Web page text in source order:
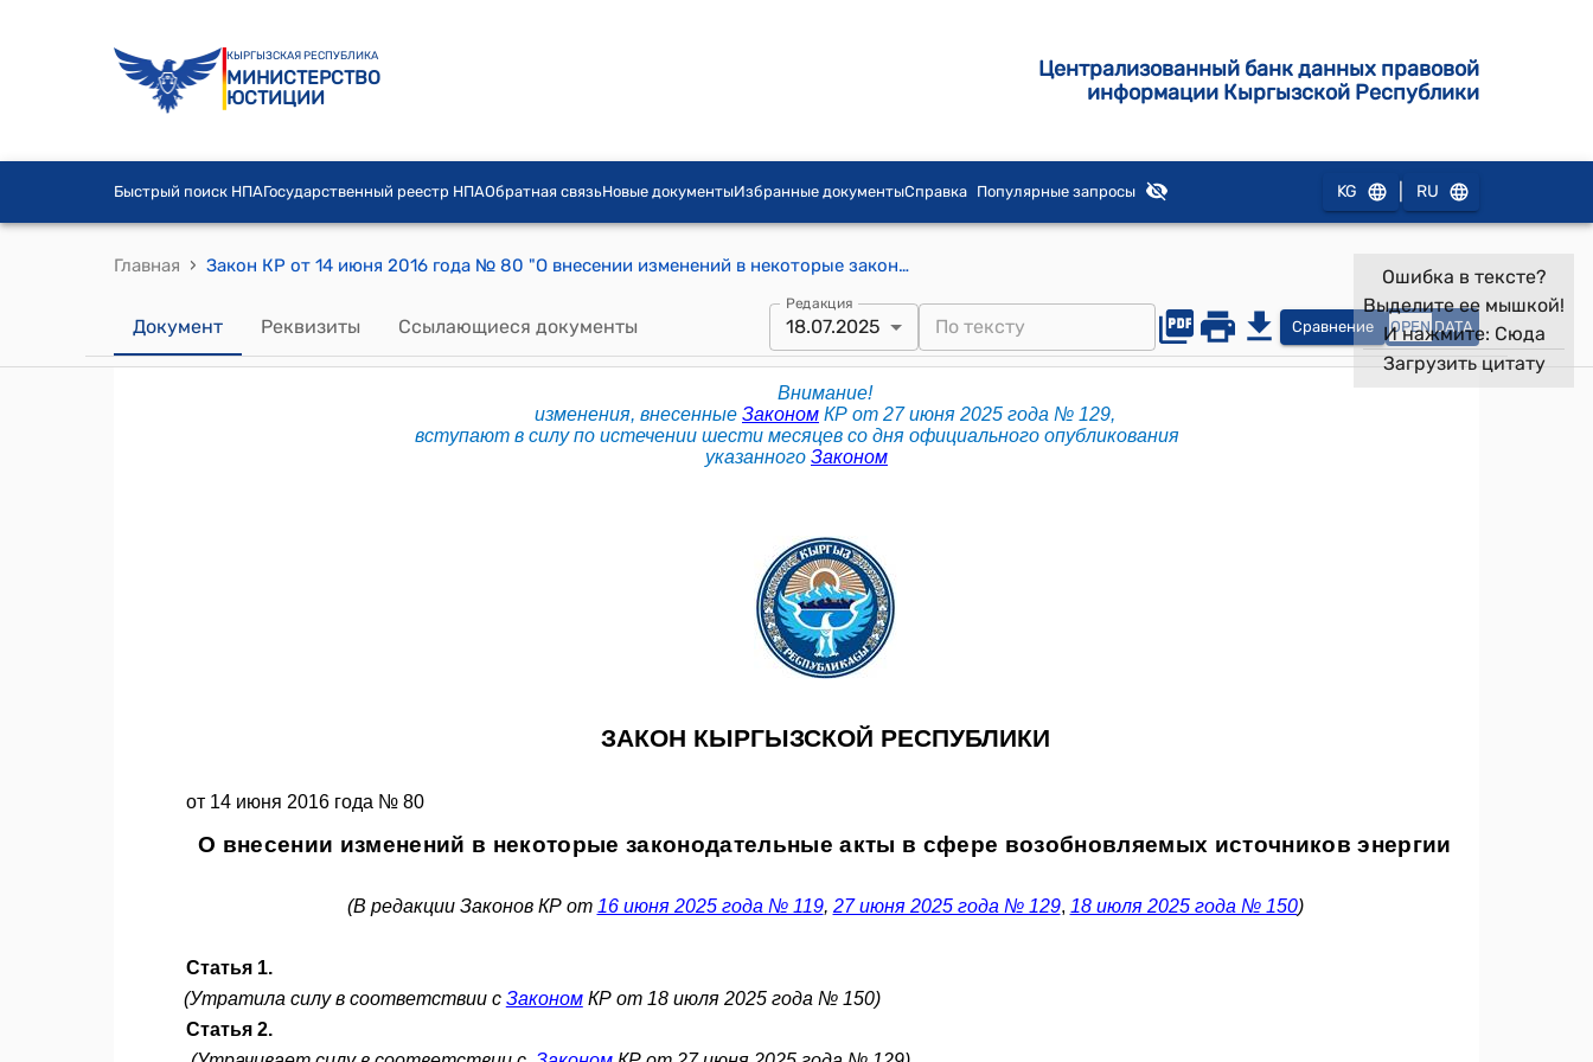
КЫРГЫЗСКАЯ РЕСПУБЛИКА
МИНИСТЕРСТВО
ЮСТИЦИИ
Централизованный банк данных правовой
информации Кыргызской Республики
Быстрый поиск НПАГосударственный реестр НПАОбратная связьНовые документыИзбранные документыСправка Популярные запросы KG RU
Главная › Закон КР от 14 июня 2016 года № 80 "О внесении изменений в некоторые законодательные акты в сфере возобновляемых источников энергии"
Документ Реквизиты Ссылающиеся документы
Редакция
18.07.2025 Сравнение OPEN DATA
Ошибка в тексте?
Выделите ее мышкой!
И нажмите: Сюда
Загрузить цитату